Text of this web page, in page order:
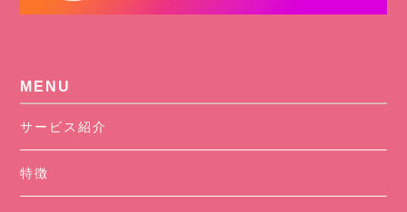
MENU
サービス紹介
特徴